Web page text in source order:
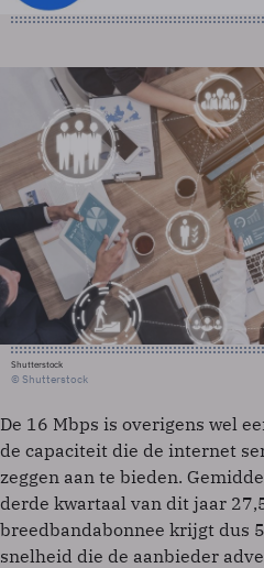
Shutterstock
© Shutterstock
De 16 Mbps is overigens wel
de capaciteit die de internet
zeggen aan te bieden.
derde kwartaal van dit jaar
breedbandabonnee krijgt dus
snelheid die de aanbieder